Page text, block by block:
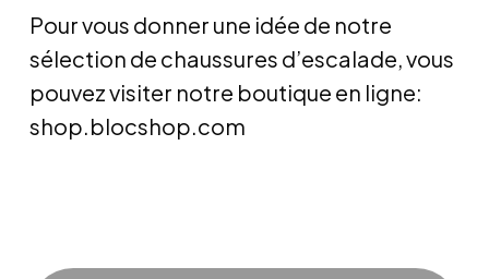
Pour vous donner une idée de notre
sélection de chaussures d’escalade, vous
pouvez visiter notre boutique en ligne:
shop.blocshop.com